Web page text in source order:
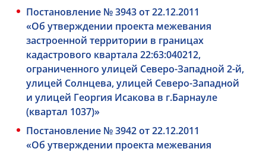
Постановление № 3943 от 22.12.2011
«Об утверждении проекта межевания
застроенной территории в границах
кадастрового квартала 22:63:040212,
ограниченного улицей Северо-Западной 2-й,
улицей Солнцева, улицей Северо-Западной
и улицей Георгия Исакова в г.Барнауле
(квартал 1037)»
Постановление № 3942 от 22.12.2011
«Об утверждении проекта межевания